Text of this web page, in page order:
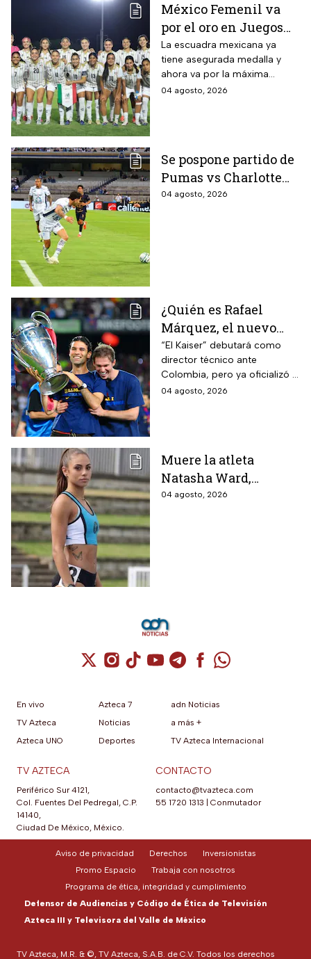
México Femenil va
por el oro en Juegos
Centroamericanos; ya
conoce a su rival
La escuadra mexicana ya
tiene asegurada medalla y
ahora va por la máxima
presea en los Juegos
04 agosto, 2026
Se pospone partido de
Pumas vs Charlotte
FC en el inicio de la
04 agosto, 2026
¿Quién es Rafael
Márquez, el nuevo
entrenador de la
Selección Mexicana
que debutará con
Colombia, Perú y
“El Kaiser” debutará como
director técnico ante
Colombia, pero ya oficializó la
fecha de su primer encuentro
04 agosto, 2026
Muere la atleta
Natasha Ward,
promesa del atletismo
04 agosto, 2026
Cuenta de X / Twitter (se abre en una
Cuenta de Instagram (se abre en una
Cuenta de TikTok (se abre en
Cuenta de YouTube (se abre
Cuenta de Telegram (se
Cuenta de
Cuenta de
En vivo
TV Azteca
Azteca UNO
Azteca 7
Noticias
Deportes
adn Noticias
a más +
TV Azteca Internacional
TV AZTECA
Periférico Sur 4121,
Col. Fuentes Del Pedregal, C.P.
14140,
Ciudad De México, México.
CONTACTO
contacto@tvazteca.com
55 1720 1313
Conmutador
TV Azteca, M.R. & ©, TV Azteca, S.A.B. de C.V. Todos los derechos
Aviso de privacidad Derechos
Inversionistas
Promo Espacio
Trabaja con nosotros
Programa de ética, integridad y cumplimiento
Defensor de Audiencias y Código de Ética de Televisión
Azteca III y Televisora del Valle de México